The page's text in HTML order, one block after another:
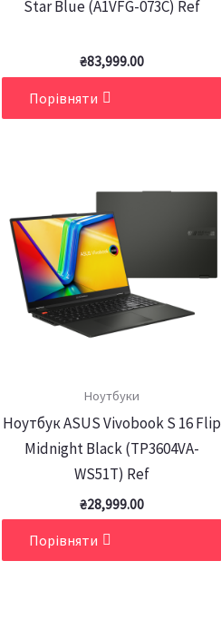
Star Blue (A1VFG-073C) Ref
₴83,999.00
Порівняти
Ноутбуки
Ноутбук ASUS Vivobook S 16 Flip
Midnight Black (TP3604VA-
WS51T) Ref
₴28,999.00
Порівняти